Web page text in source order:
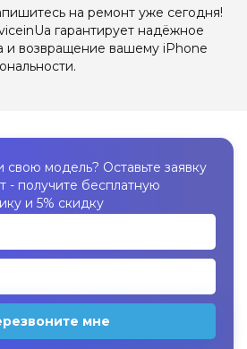
на ремонт уже сегодня!
гарантирует надёжное
и возвращение вашему iPhone
модель? Оставьте заявку
- получите бесплатную
и 5% скидку
мне